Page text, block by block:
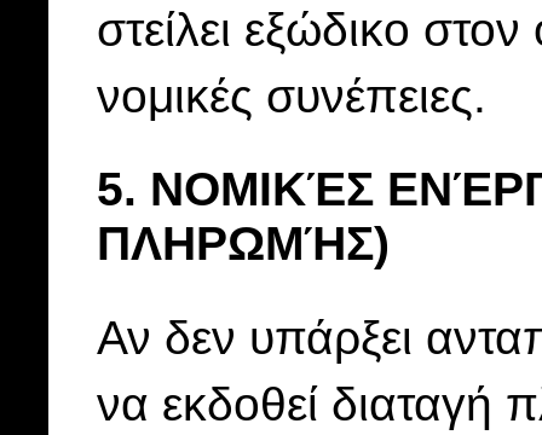
στείλει εξώδικο
νομικές συνέπειες.
5. ΝΟΜΙΚΈΣ
ΠΛΗΡΩΜΉΣ)
Αν δεν υπάρξει
να εκδοθεί διαταγή